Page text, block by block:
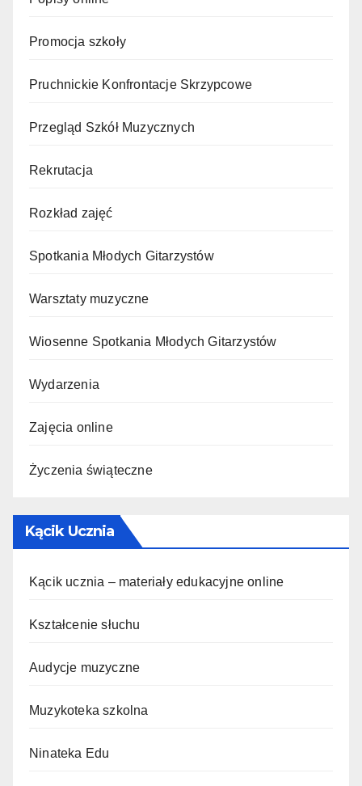
Promocja szkoły
Pruchnickie Konfrontacje Skrzypcowe
Przegląd Szkół Muzycznych
Rekrutacja
Rozkład zajęć
Spotkania Młodych Gitarzystów
Warsztaty muzyczne
Wiosenne Spotkania Młodych Gitarzystów
Wydarzenia
Zajęcia online
Życzenia świąteczne
Kącik Ucznia
Kącik ucznia – materiały edukacyjne online
Kształcenie słuchu
Audycje muzyczne
Muzykoteka szkolna
Ninateka Edu